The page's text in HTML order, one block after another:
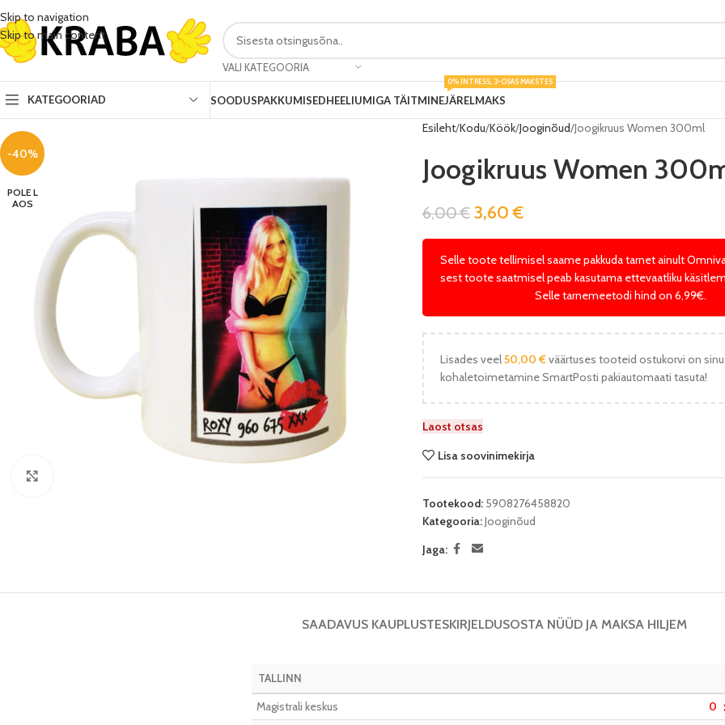
Skip to navigation
Skip to main content
VALI KATEGOORIA
KATEGOORIAD SOODUSPAKKUMISEDHEELIUMIGA TÄITMINEJÄRELMAKS
0% INTRESS, 3-OSAS MAKSTES
-40%
POLE L
AOS
Esileht Kodu Köök Jooginõud Joogikruus Women 300ml
Joogikruus Women
6,00€ 3,60€
Selle toote tellimisel saame pakkuda tarnet ainult
sest toote saatmisel peab kasutama ettevaatliku
Selle tarnemeetodi hind on 6,99€.
Lisades veel50,00 €väärtuses tooteid ostukorvi on
kohaletoimetamine SmartPosti pakiautomaati tasuta!
Laost otsas
Lisa soovinimekirja
Tootekood: 5908276458820
Kategooria:Jooginõud
Jaga:
SAADAVUS KAUPLUSTESKIRJELDUSOSTA NÜÜD JA MAKSA HILJEM
TALLINN
Magistrali keskus
0